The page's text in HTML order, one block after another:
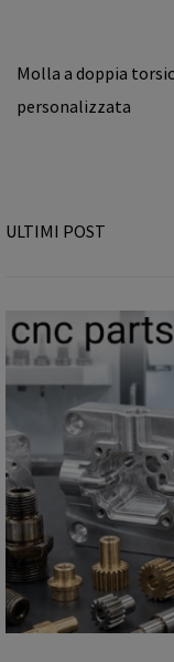
Molla a doppia
personalizzata
ULTIMI POST